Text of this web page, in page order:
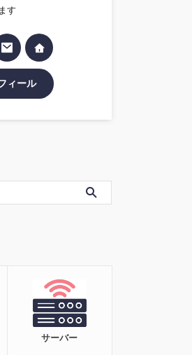
ます
ィール
サーバー